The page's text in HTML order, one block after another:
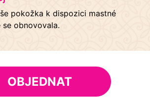
pokožka k dispozici mastné
se obnovovala.
OBJEDNAT